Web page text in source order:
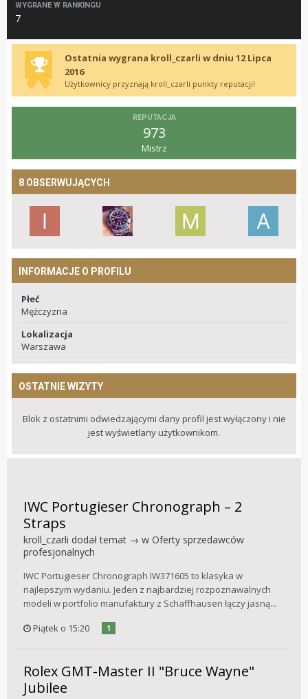
WYGRANE W RANKINGU
7
Ostatnia wygrana kroll_czarli w dniu 12 Lipca
2016
Użytkownicy przyznają kroll_czarli punkty reputacji!
REPUTACJA
973
Mistrz
8 OBSERWUJĄCYCH
INFORMACJE O PROFILU
Płeć
Mężczyzna
Lokalizacja
Warszawa
OSTATNIE WIZYTY
Blok z ostatnimi odwiedzającymi dany profil jest wyłączony i nie
jest wyświetlany użytkownikom.
IWC Portugieser Chronograph – 2
Straps
kroll_czarli dodał temat → w Oferty sprzedawców
profesjonalnych
IWC Portugieser Chronograph IW371605 to klasyka w
najlepszym wydaniu. Jeden z najbardziej rozpoznawalnych
modeli w portfolio manufaktury z Schaffhausen łączy jasną...
Piątek o 15:20
1
Rolex GMT-Master II "Bruce Wayne"
Jubilee